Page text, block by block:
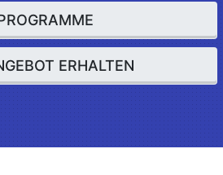
ERHALTEN